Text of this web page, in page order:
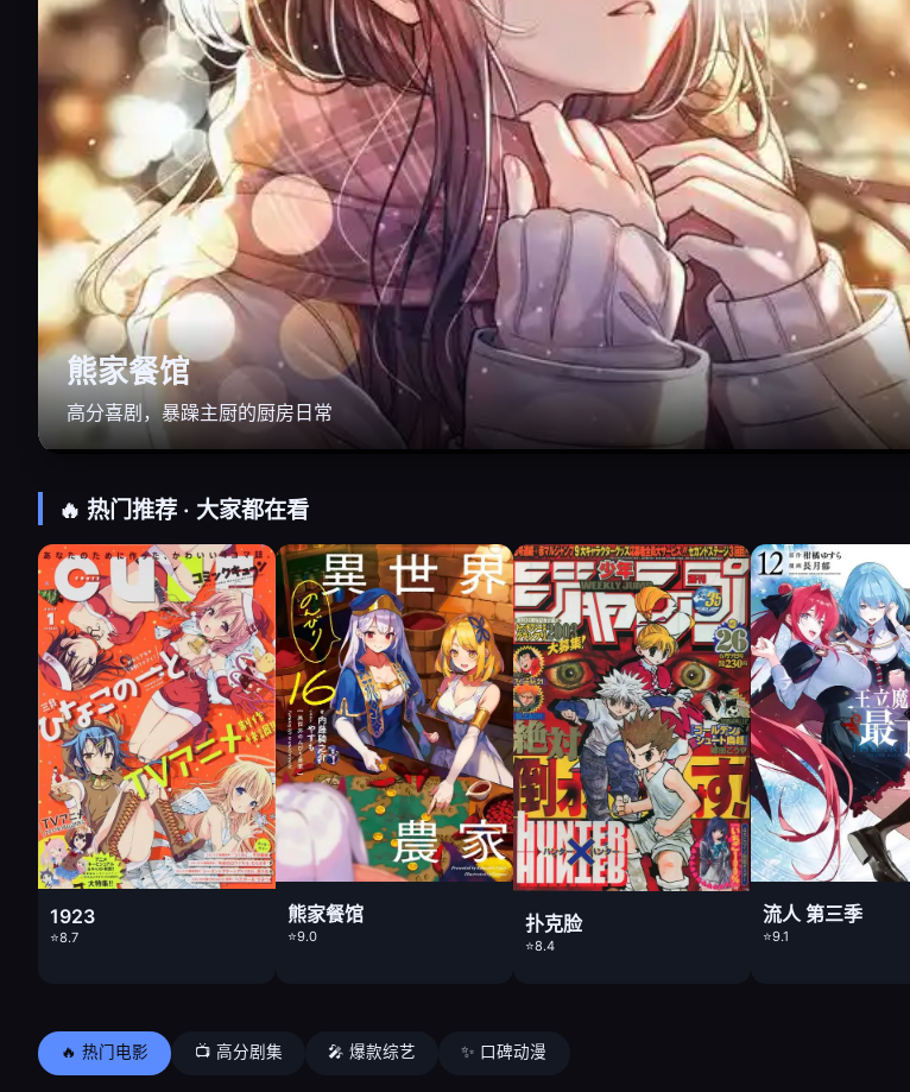
熊家餐馆
高分喜剧，暴躁主厨的厨房日常
🔥 热门推荐 · 大家都在看
1923
⭐8.7
熊家餐馆
⭐9.0
扑克脸
⭐8.4
流人 第三季
⭐9.1
🔥 热门电影 📺 高分剧集 🎤 爆款综艺 ✨ 口碑动漫